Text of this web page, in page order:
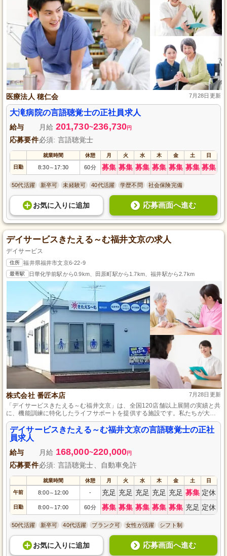
医療法人 穂仁会 7月28日更新
大滝病院の言語聴覚士の正社員求人
給与 月給 201,730~236,730円
応募要件必須: 言語聴覚士
就業時間 休憩 月 火 水 木 金 土 日
日勤 8:30～ 17:30 60分 募集 募集 募集 募集 募集 募集 募集
50代活躍 新卒可 未経験可 40代活躍 学歴不問 社会保険完備
お気に入り に追加 応募画面へ進む
デイサービスきたえる～む福井文京の求人
デイサービス
住所 福井県福井市文京6-22-9
最寄駅 日華化学前駅から0.9km、田原町駅から1.7km、福井駅から2.7km
株式会社 番匠本店 7月28日更新
「デイサービスきたえる～む福井文京」は、全国120店舗以上展開の実績と共
に、機能訓練に特化したライフサポートを提供する施設です。私たちが大切
にしているのは、お客様が安心してリハビリテーションに専念できる環境づ
くりです。
デイサービスきたえる～む福井文京の言語聴覚士の正社
員求人
給与 月給 168,000~220,000円
応募要件必須: 言語聴覚士、自動車免許
就業時間 休憩 月 火 水 木 金 土 日
午前 8:00～ 12:00 - 充足 充足 充足 充足 充足 募集 定休
日勤 8:00～ 17:00 60分 募集 募集 募集 募集 募集 充足 定休
50代活躍 新卒可 40代活躍 ブランク可 女性が活躍 シフト制
お気に入り に追加 応募画面へ進む